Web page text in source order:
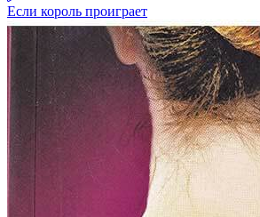
Если король проиграет